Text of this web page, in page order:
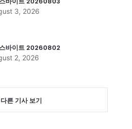
3, 2026
바이트 20260802
2, 2026
다른 기사 보기